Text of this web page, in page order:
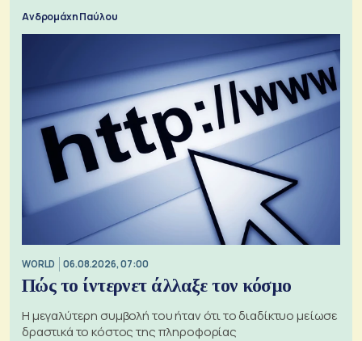
Ανδρομάχη Παύλου
WORLD 06.08.2026, 07:00
Πώς το ίντερνετ άλλαξε τον κόσμο
Η μεγαλύτερη συμβολή του ήταν ότι το διαδίκτυο μείωσε
δραστικά το κόστος της πληροφορίας